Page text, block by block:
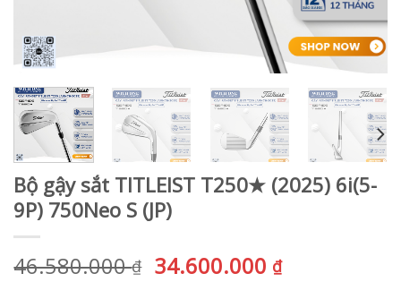
Bộ gậy sắt TITLEIST T250★ (2025) 6i(5-
9P) 750Neo S (JP)
46.580.000₫
Giá
34.600.000 ₫Giá